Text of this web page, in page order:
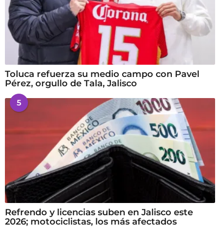
Toluca refuerza su medio campo con Pavel
Pérez, orgullo de Tala, Jalisco
5
Refrendo y licencias suben en Jalisco este
2026; motociclistas, los más afectados